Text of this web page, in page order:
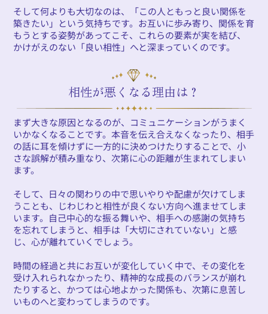
そして何よりも大切なのは、「この人ともっと良い関係を
築きたい」という気持ちです。お互いに歩み寄り、関係を育
もうとする姿勢があってこそ、これらの要素が実を結び、
かけがえのない「良い相性」へと深まっていくのです。
相性が悪くなる理由は？
まず大きな原因となるのが、コミュニケーションがうまく
いかなくなることです。本音を伝え合えなくなったり、相手
の話に耳を傾けずに一方的に決めつけたりすることで、小
さな誤解が積み重なり、次第に心の距離が生まれてしまい
ます。
そして、日々の関わりの中で思いやりや配慮が欠けてしま
うことも、じわじわと相性が良くない方向へ進ませてしま
います。自己中心的な振る舞いや、相手への感謝の気持ち
を忘れてしまうと、相手は「大切にされていない」と感
じ、心が離れていくでしょう。
時間の経過と共にお互いが変化していく中で、その変化を
受け入れられなかったり、精神的な成長のバランスが崩れ
たりすると、かつては心地よかった関係も、次第に息苦し
いものへと変わってしまうのです。